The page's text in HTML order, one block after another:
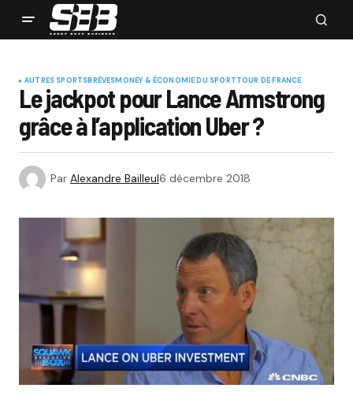
AUTRES SPORTSBRÈVESMONEY & ÉCONOMIE DU SPORTTOUR DE FRANCE
Le jackpot pour Lance Armstrong
grâce à l’application Uber ?
Par Alexandre Bailleul6 décembre 2018